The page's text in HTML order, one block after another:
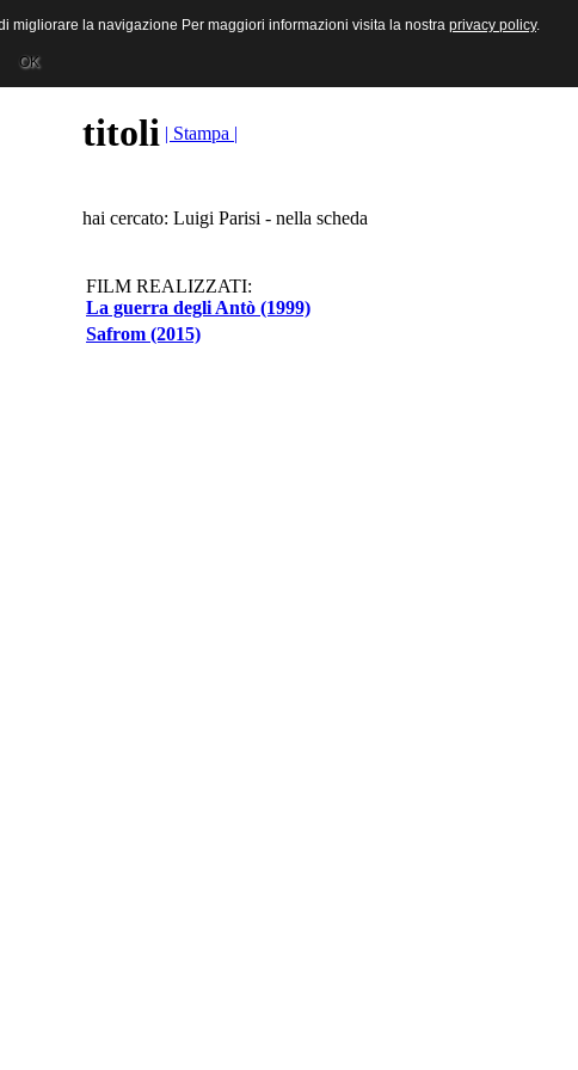
Audiovisive e Multimediali
titoli | Stampa |
hai cercato: Luigi Parisi - nella scheda
FILM REALIZZATI:
La guerra degli Antò (1999)
Safrom (2015)
migliorare la navigazione Per maggiori informazioni visita la nostra privacy policy.
OK
migliorare la navigazione Per maggiori informazioni visita la nostra privacy policy.
OK